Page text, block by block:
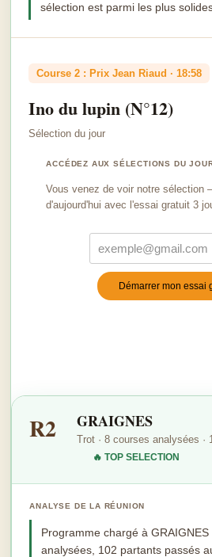
sélection est parmi les plus
Course 2 : Prix Jean Riaud · 18:58
Ino du lupin (N°12)
Sélection du jour
ACCÉDEZ AUX SÉLECTIONS DU
Vous venez de voir notre sélection
d'aujourd'hui avec l'essai gratuit 3
Démarrer mon essai
R2 GRAIGNES
Trot · 8 courses analysées ·
🔥 TOP SELECTION
ANALYSE DE LA RÉUNION
Programme chargé à
analysées, 102 partants passés